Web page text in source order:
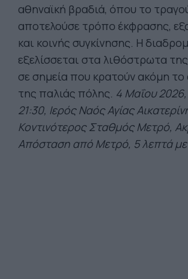
αθηναϊκή βραδιά, όπου το
αποτελούσε τρόπο έκφρασης,
και κοινής συγκίνησης. Η
εξελίσσεται στα λιθόστρωτα
σε σημεία που κρατούν ακόμη
της παλιάς πόλης. 4 Μαΐου
21:30, Ιερός Ναός Αγίας
Κοντινότερος Σταθμός Μετρό,
Απόσταση από Μετρό, 5 λεπτά με